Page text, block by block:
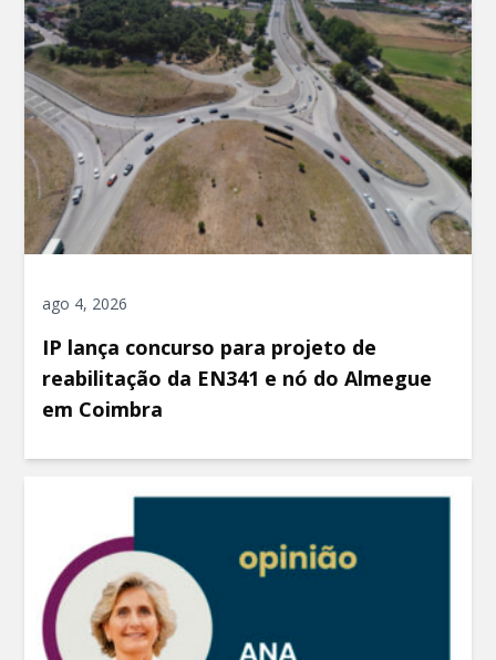
ago 4, 2026
IP lança concurso para projeto de
reabilitação da EN341 e nó do Almegue
em Coimbra